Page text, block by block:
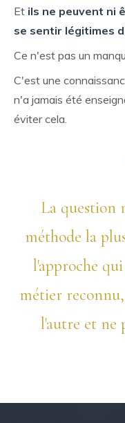
Et ils ne peuvent ni
se sentir légitimes
Ce n'est pas un
C'est une
n'a jamais été
éviter cela.
La question
méthode la
l'approche
métier
l'autre et ne